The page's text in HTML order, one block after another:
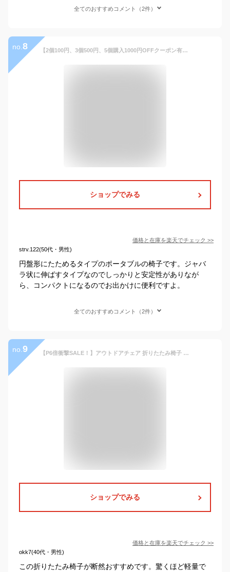
全てのおすすめコメント（2件）
no. 8 【2個100円、3個500円、5個購入1000円OFFクーポン有】 送料無料 あす楽 折りたたみ椅子 アウトドア 軽量 コンパクト 携帯 高さ調節 折りたたみ いす チェア ポータブル 椅子 野外 フェス 運動会 釣り 遊園地 海 プール 災害 避難 簡単 便利 初期不良交換対応 8カラー 母の日
ショップでみる
価格と在庫を楽天でチェック >>
strv.122(50代・男性)
円盤形にたためるタイプのポータブルの椅子です。ジャバ
ラ状に伸ばすタイプなのでしっかりと安定性がありなが
ら、コンパクトになるのでお出かけに便利ですよ。
全てのおすすめコメント（2件）
no. 9 【P6倍衝撃SALE！】アウトドアチェア 折りたたみ椅子 軽量 スツール コンパクト チェア キャンプ椅子 収納袋付き 折り畳み椅子 携帯 ミニ いす 持ち運び アウトドア 椅子 ポータブル 小型 キャンプ ピクニック 関西万博 登山 釣り フェス おしゃれ 月間優良ショップ
ショップでみる
価格と在庫を楽天でチェック >>
okk7(40代・男性)
この折りたたみ椅子が断然おすすめです。驚くほど軽量で